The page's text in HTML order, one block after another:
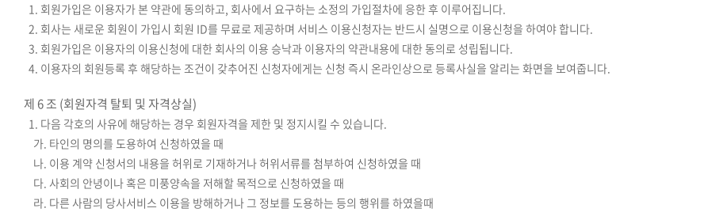
1. 회원가입은 이용자가 본 약관에 동의하고, 회사에서 요구하는 소정의 가입절차에 응한 후 이루어집니다.
2. 회사는 새로운 회원이 가입시 회원 ID를 무료로 제공하며 서비스 이용신청자는 반드시 실명으로 이용신청을 하여야 합니다.
3. 회원가입은 이용자의 이용신청에 대한 회사의 이용 승낙과 이용자의 약관내용에 대한 동의로 성립됩니다.
4. 이용자의 회원등록 후 해당하는 조건이 갖추어진 신청자에게는 신청 즉시 온라인상으로 등록사실을 알리는 화면을 보여줍니다.
제 6 조 (회원자격 탈퇴 및 자격상실)
1. 다음 각호의 사유에 해당하는 경우 회원자격을 제한 및 정지시킬 수 있습니다.
가. 타인의 명의를 도용하여 신청하였을 때
나. 이용 계약 신청서의 내용을 허위로 기재하거나 허위서류를 첨부하여 신청하였을 때
다. 사회의 안녕이나 혹은 미풍양속을 저해할 목적으로 신청하였을 때
라. 다른 사람의 당사서비스 이용을 방해하거나 그 정보를 도용하는 등의 행위를 하였을때